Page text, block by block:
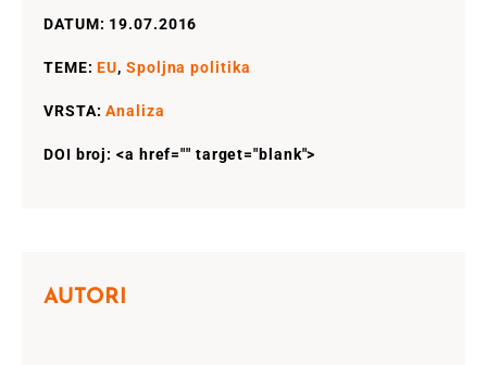
DATUM: 19.07.2016
TEME:EU,Spoljna politika
VRSTA:Analiza
DOI broj: <a href="" target="blank">
AUTORI